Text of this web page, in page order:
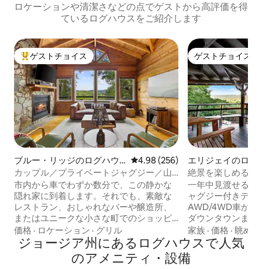
ロケーションや清潔さなどの点でゲストから高評価を得
ているログハウスをご紹介します
大好評のゲストチョイスです。
ゲストチョイス
ブルー・リッジのログハウ
ス
レビュー256件、5つ星中4.98つ
4.98 (256)
カップル／プライベートジャグジー／山
の景色／ファイヤーピット／スクリーン
ポーチ
市内から車でわずか数分で、この静かな
隠れ家に到着します。それでも、素敵な
レストラン、おしゃれなバーや醸造所、
またはユニークな小さな町でのショッピ
ングを楽しみたい気分になった場合は、
ブルー・リッジの繁華街までわずか数分
で行けます。この完全に改装されたキャ
ビンでは、屋内のジャグジー、ブランコ
価格 · ロケーション · グリル
ゲストチョイス
ゲストチョイス
エリジェイのログ
絶景を楽しめる快
一年中見渡せる素
ャグジー付きデッ
AWD/4WD車が必
ダウンタウンまで
ニークなショッピ
カヤック、チュー
ース湖とカーテケ
グコース（アパラ
家族 ·価格 · 眺め
ジョージア州にあるログハウスで人気
のアメニティ・設備